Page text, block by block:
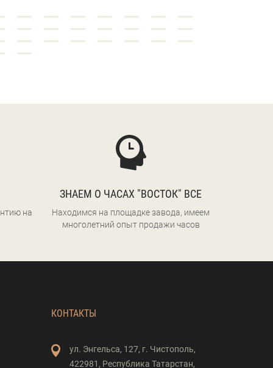
на
ЗНАЕМ О ЧАСАХ "ВОСТОК" ВСЕ
Находимся на площадке завода, имеем
многолетний опыт продажи часов
КОНТАКТЫ
ул. Энгельса, 127, г. Чистополь,
422981, Республика Татарстан,